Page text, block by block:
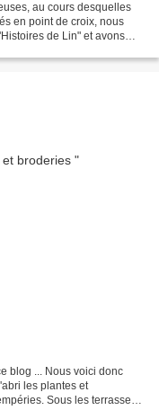
au cours desquelles
en point de croix, nous
de Lin" et avons
blog ... Nous voici donc
les plantes et
Sous les terrasses,